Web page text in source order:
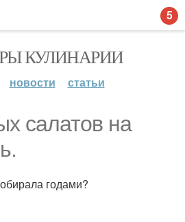
КУЛИНАРИИ
новости статьи
салатов на
годами?
5